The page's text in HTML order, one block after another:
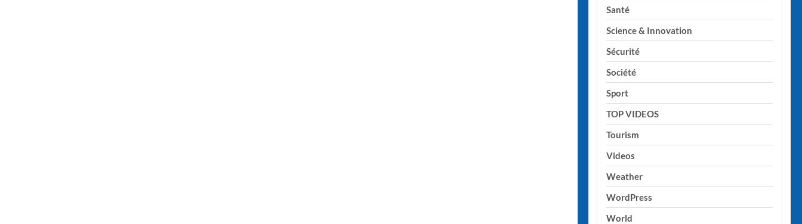
Santé
Science & Innovation
Sécurité
Société
Sport
TOP VIDEOS
Tourism
Videos
Weather
WordPress
World